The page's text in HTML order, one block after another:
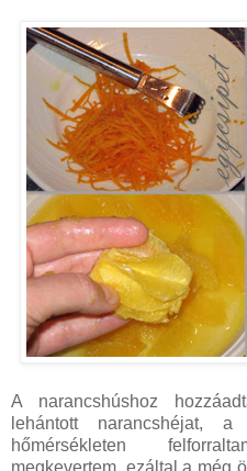
A narancshúshoz
lehántott narancshéjat,
hőmérsékleten
megkevertem, ezáltal a még